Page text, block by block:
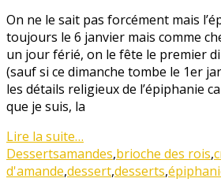
On ne le sait pas forcément mais
toujours le 6 janvier mais comme
un jour férié, on le fête le premier
(sauf si ce dimanche tombe le 1er
les détails religieux de l’épiphanie
que je suis, la
Lire la suite…
Dessertsamandes,brioche des rois,
d'amande,dessert,desserts,